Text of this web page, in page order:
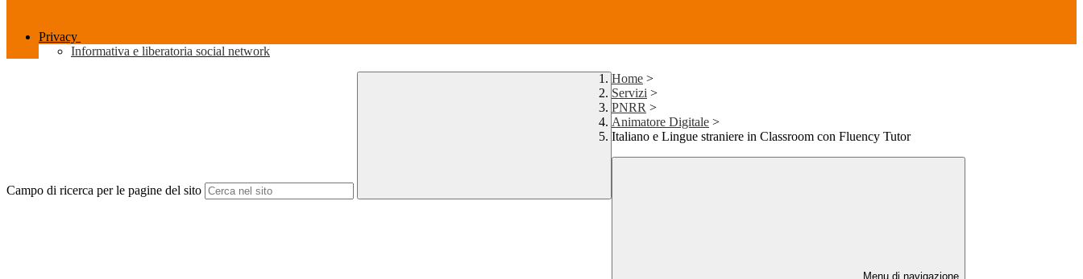
Privacy
Informativa e liberatoria social network
Campo di ricerca per le pagine del sito
Home >
Servizi >
PNRR >
Animatore Digitale >
Italiano e Lingue straniere in Classroom con Fluency Tutor
Menu di navigazione